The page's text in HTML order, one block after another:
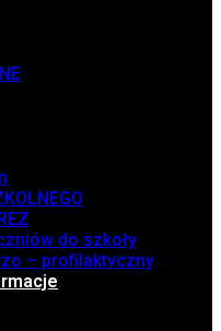
do szkoły
– profilaktyczny